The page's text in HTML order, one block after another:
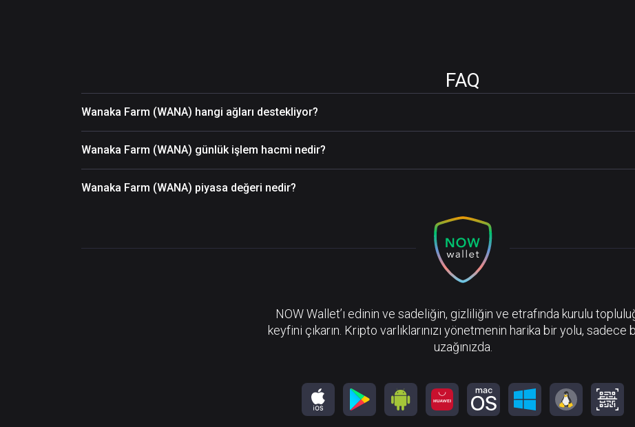
FAQ
Wanaka Farm (WANA) hangi ağları destekliyor?
Wanaka Farm (WANA) günlük işlem hacmi nedir?
Wanaka Farm (WANA) piyasa değeri nedir?
NOW Wallet’ı edinin ve sadeliğin, gizliliğin ve etrafında kurulu
keyfini çıkarın. Kripto varlıklarınızı yönetmenin harika bir yolu, sadece
uzağınızda.